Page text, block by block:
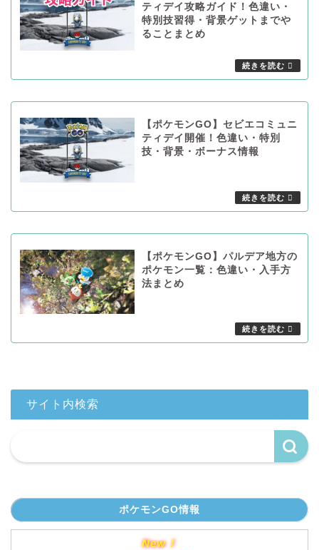
ティデイ攻略ガイド！色違い・
特別技習得・背景ゲットまでや
ることまとめ
【ポケモンGO】セビエコミュニ
ティデイ開催！色違い・特別
技・背景・ボーナス情報
【ポケモンGO】パルデア地方の
ポケモン一覧：色違い・入手方
法まとめ
サイト内検索
ポケモンGO情報
New！